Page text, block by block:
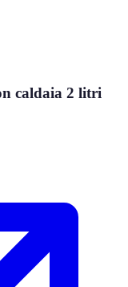
caldaia 2 litri